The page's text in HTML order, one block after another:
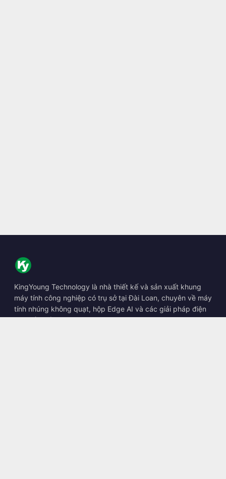
KingYoung Technology là nhà thiết kế và sản xuất khung
máy tính công nghiệp có trụ sở tại Đài Loan, chuyên về máy
tính nhúng không quạt, hộp Edge AI và các giải pháp điện
toán bền bỉ.